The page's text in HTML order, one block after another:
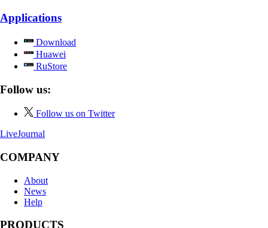
Applications
Download
Huawei
RuStore
Follow us:
Follow us on Twitter
LiveJournal
COMPANY
About
News
Help
PRODUCTS